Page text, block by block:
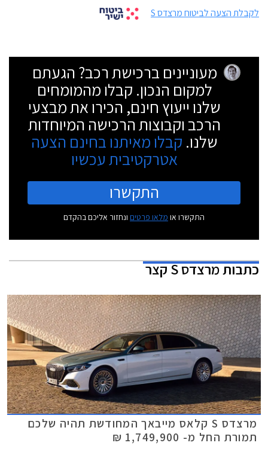
לקבלת הצעה לביטוח מרצדס S
מעוניינים ברכישת רכב? הגעתם
למקום הנכון. קבלו מהמומחים
שלנו ייעוץ חינם, הכירו את מבצעי
הרכב וקבוצות הרכישה המיוחדות
שלנו. קבלו מאיתנו בחינם הצעה
אטרקטיבית עכשיו
התקשרו
התקשרו או מלאו פרטים ונחזור אליכם בהקדם
כתבותמרצדס S קצר
מרצדס S קלאס מייבאך המחודשת תהיה שלכם
תמורת החל מ- 1,749,900 ₪